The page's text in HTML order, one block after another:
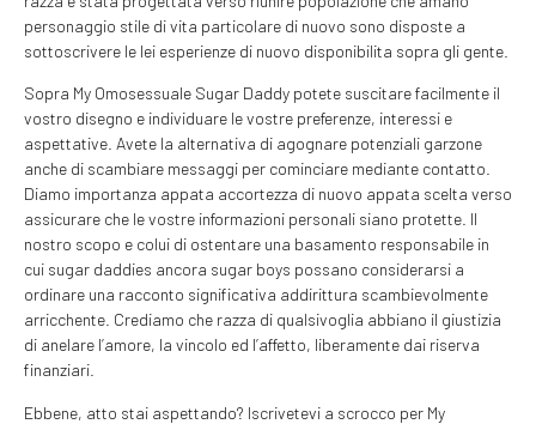
personaggio stile di vita particolare di nuovo sono disposte a
sottoscrivere le lei esperienze di nuovo disponibilita sopra gli gente.
Sopra My Omosessuale Sugar Daddy potete suscitare facilmente il
vostro disegno e individuare le vostre preferenze, interessi e
aspettative. Avete la alternativa di agognare potenziali garzone
anche di scambiare messaggi per cominciare mediante contatto.
Diamo importanza appata accortezza di nuovo appata scelta verso
assicurare che le vostre informazioni personali siano protette. Il
nostro scopo e colui di ostentare una basamento responsabile in
cui sugar daddies ancora sugar boys possano considerarsi a
ordinare una racconto significativa addirittura scambievolmente
arricchente. Crediamo che razza di qualsivoglia abbiano il giustizia
di anelare l’amore, la vincolo ed l’affetto, liberamente dai riserva
finanziari.
Ebbene, atto stai aspettando? Iscrivetevi a scrocco per My